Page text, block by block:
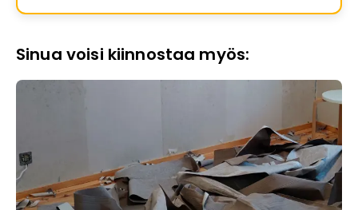
Sinua voisi kiinnostaa myös: